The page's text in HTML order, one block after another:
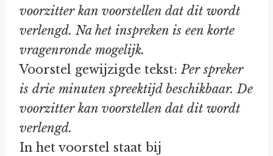
voorzitter kan voorstellen dat dit wordt
verlengd. Na het inspreken is een korte
vragenronde mogelijk.
Voorstel gewijzigde tekst:Per spreker
is drie minuten spreektijd beschikbaar. De
voorzitter kan voorstellen dat dit wordt
verlengd.
In het voorstel staat bij